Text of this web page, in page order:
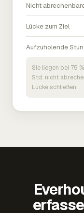
Nicht
Lücke zum Ziel
Aufzuholende
Sie liegen bei 75
Std. nicht
Lücke schließen.